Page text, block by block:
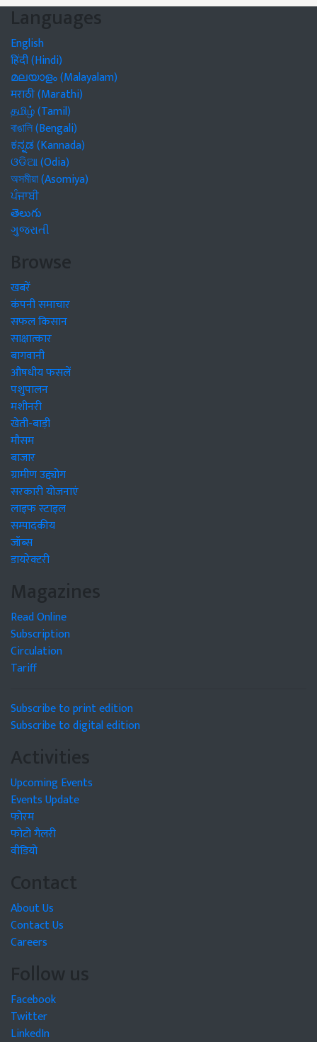
Languages
English
हिंदी (Hindi)
മലയാളം (Malayalam)
मराठी (Marathi)
தமிழ் (Tamil)
বাঙালি (Bengali)
ಕನ್ನಡ (Kannada)
ଓଡିଆ (Odia)
অসমীয়া (Asomiya)
ਪੰਜਾਬੀ
తెలుగు
ગુજરાતી
Browse
खबरें
कंपनी समाचार
सफल किसान
साक्षात्कार
बागवानी
औषधीय फसलें
पशुपालन
मशीनरी
खेती-बाड़ी
मौसम
बाजार
ग्रामीण उद्द्योग
सरकारी योजनाएं
लाइफ स्टाइल
सम्पादकीय
जॉब्स
डायरेक्टरी
Magazines
Read Online
Subscription
Circulation
Tariff
Subscribe to print edition
Subscribe to digital edition
Activities
Upcoming Events
Events Update
फोरम
फोटो गैलरी
वीडियो
Contact
About Us
Contact Us
Careers
Follow us
Facebook
Twitter
LinkedIn